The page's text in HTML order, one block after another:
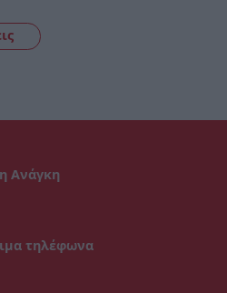
Ανάγκη
τηλέφωνα